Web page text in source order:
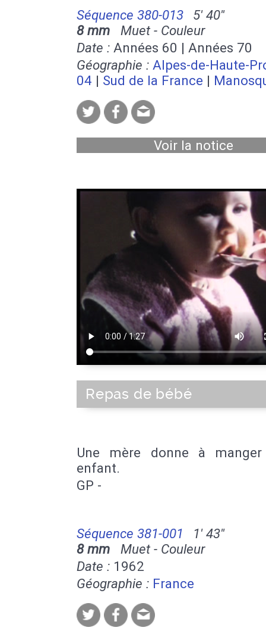
Séquence 380-013
5' 40''
8 mm Muet - Couleur
Date : Années 60 | Années 70
Géographie : Alpes-de-Haute-
04 | Sud de la France |
Voir la notice
Repas de bébé
Une mère donne à
enfant.
GP -
Séquence 381-001
1' 43''
8 mm Muet - Couleur
Date : 1962
Géographie : France